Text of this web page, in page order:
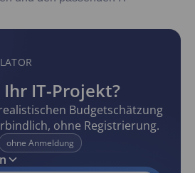
IT-Projekt?
Budgetschätzung
ohne Registrierung.
ohne Anmeldung